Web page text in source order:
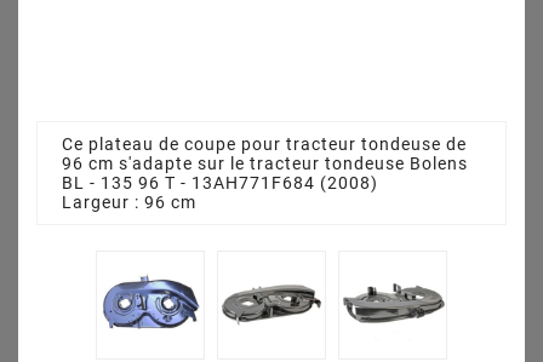
Ce plateau de coupe pour tracteur tondeuse de
96 cm s'adapte sur le tracteur tondeuse Bolens
BL - 135 96 T - 13AH771F684 (2008)
Largeur : 96 cm